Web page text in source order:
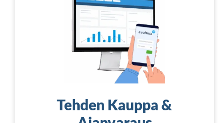
Tehden Kauppa &